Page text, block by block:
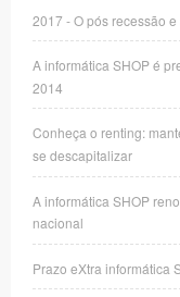
2017 - O pós recessão
A informática SHOP é
2014
Conheça o renting:
se descapitalizar
A informática SHOP
nacional
Prazo eXtra informática